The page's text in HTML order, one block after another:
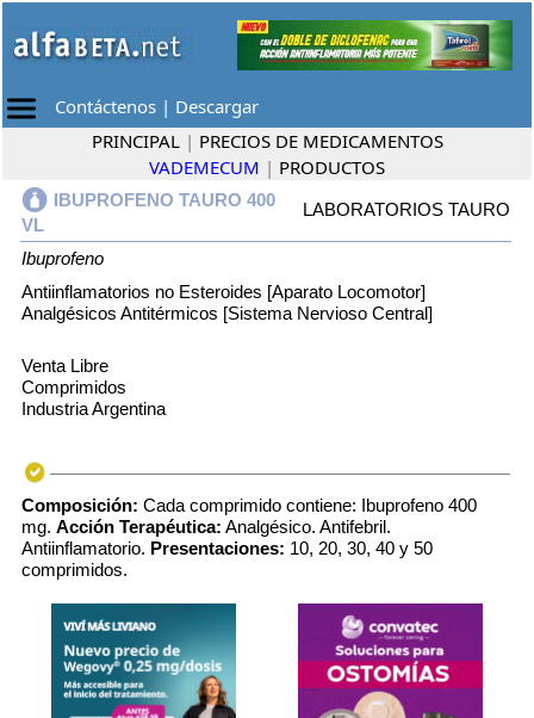
Contáctenos | Descargar
PRINCIPAL | PRECIOS DE MEDICAMENTOS
VADEMECUM | PRODUCTOS
IBUPROFENO TAURO 400
VL
LABORATORIOS TAURO
Ibuprofeno
Antiinflamatorios no Esteroides [Aparato Locomotor]
Analgésicos Antitérmicos [Sistema Nervioso Central]
Venta Libre
Comprimidos
Industria Argentina
Composición: Cada comprimido contiene: Ibuprofeno 400
mg. Acción Terapéutica: Analgésico. Antifebril.
Antiinflamatorio. Presentaciones: 10, 20, 30, 40 y 50
comprimidos.